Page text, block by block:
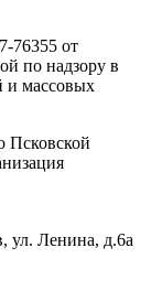
от
по надзору в
и массовых
Псковской
ул. Ленина, д.6а